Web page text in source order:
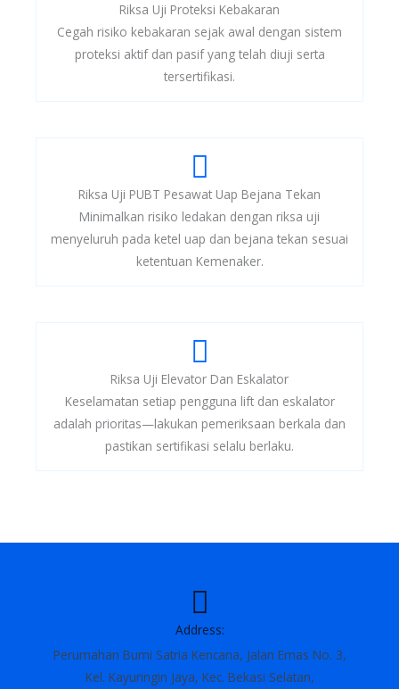
Riksa Uji Proteksi Kebakaran
Cegah risiko kebakaran sejak awal dengan sistem
proteksi aktif dan pasif yang telah diuji serta
tersertifikasi.
Riksa Uji PUBT Pesawat Uap Bejana Tekan
Minimalkan risiko ledakan dengan riksa uji
menyeluruh pada ketel uap dan bejana tekan sesuai
ketentuan Kemenaker.
Riksa Uji Elevator Dan Eskalator
Keselamatan setiap pengguna lift dan eskalator
adalah prioritas—lakukan pemeriksaan berkala dan
pastikan sertifikasi selalu berlaku.
Address:
Perumahan Bumi Satria Kencana, Jalan Emas No. 3,
Kel. Kayuringin Jaya, Kec. Bekasi Selatan,